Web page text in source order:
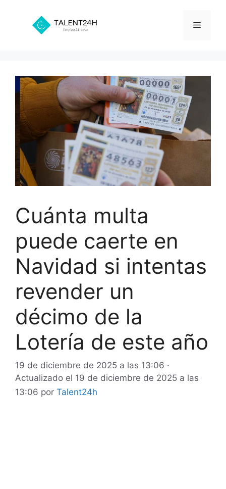
contenido
Menú
Cuánta multa
puede caerte en
Navidad si intentas
revender un
décimo de la
Lotería de este año
19 de diciembre de 2025 a las 13:06 ·
Actualizado el 19 de diciembre de 2025 a las
13:06 por Talent24h